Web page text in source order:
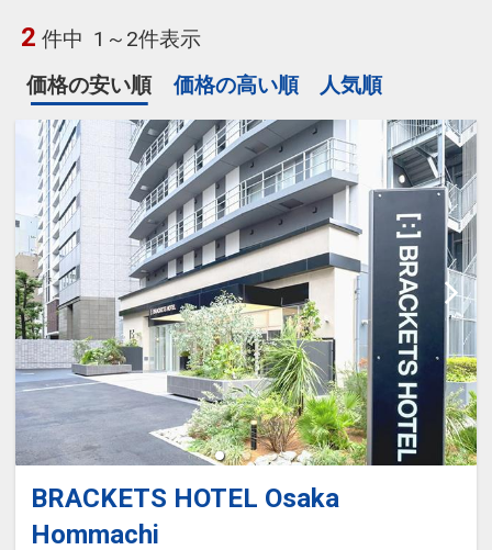
2 件中 1～2件表示
価格の安い順
価格の高い順 人気順
BRACKETS HOTEL Osaka
Hommachi